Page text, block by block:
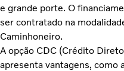
e grande porte. O
ser contratado na
Caminhoneiro.
A opção CDC (Crédito
apresenta vantagens, como